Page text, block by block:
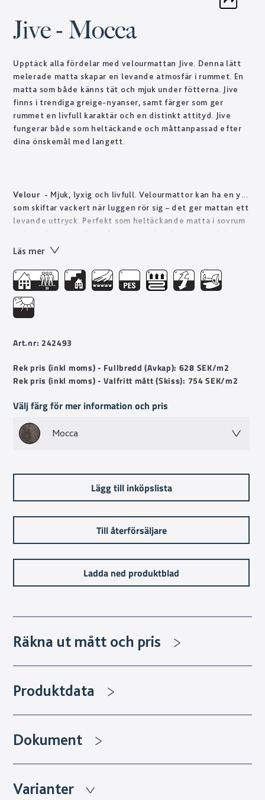
Jive - Mocca
Upptäck alla fördelar med velourmattan Jive. Denna lätt
melerade matta skapar en levande atmosfär i rummet. En
matta som både känns tät och mjuk under fötterna. Jive
finns i trendiga greige-nyanser, samt färger som ger
rummet en livfull karaktär och en distinkt attityd. Jive
fungerar både som heltäckande och måttanpassad efter
dina önskemål med langett.
Velour - Mjuk, lyxig och livfull. Velourmattor kan ha en yta
som skiftar vackert när luggen rör sig – det ger mattan ett
levande uttryck. Perfekt som heltäckande matta i sovrum
soffan. Golvabia har ett stort utbud av velourmattor i olika
hållbar i även offentliga miljöer som hotellrum, butik och
restaurang.
Läs mer
Art.nr: 242493
Rek pris (inkl moms) - Fullbredd (Avkap): 628 SEK/m2
Rek pris (inkl moms) - Valfritt mått (Skiss): 754 SEK/m2
Välj färg för mer information och pris
Mocca
Lägg till inköpslista
Till återförsäljare
Ladda ned produktblad
Räkna ut mått och pris
Produktdata
Dokument
Varianter